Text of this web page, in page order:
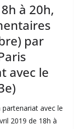
à 20h,
par
avec le
partenariat avec le
2019 de 18h à